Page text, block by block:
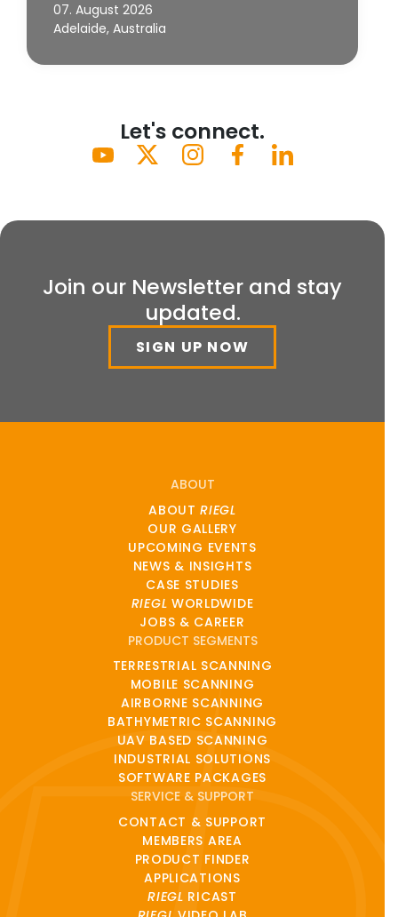
07. August 2026
Adelaide, Australia
Let's connect.
Join our Newsletter and stay
updated.
SIGN UP NOW
ABOUT
ABOUTRIEGL
OUR GALLERY
UPCOMING EVENTS
NEWS & INSIGHTS
CASE STUDIES
RIEGL WORLDWIDE
JOBS & CAREER
PRODUCT SEGMENTS
TERRESTRIAL SCANNING
MOBILE SCANNING
AIRBORNE SCANNING
BATHYMETRIC SCANNING
UAV BASED SCANNING
INDUSTRIAL SOLUTIONS
SOFTWARE PACKAGES
SERVICE & SUPPORT
CONTACT & SUPPORT
MEMBERS AREA
PRODUCT FINDER
APPLICATIONS
RIEGL RICAST